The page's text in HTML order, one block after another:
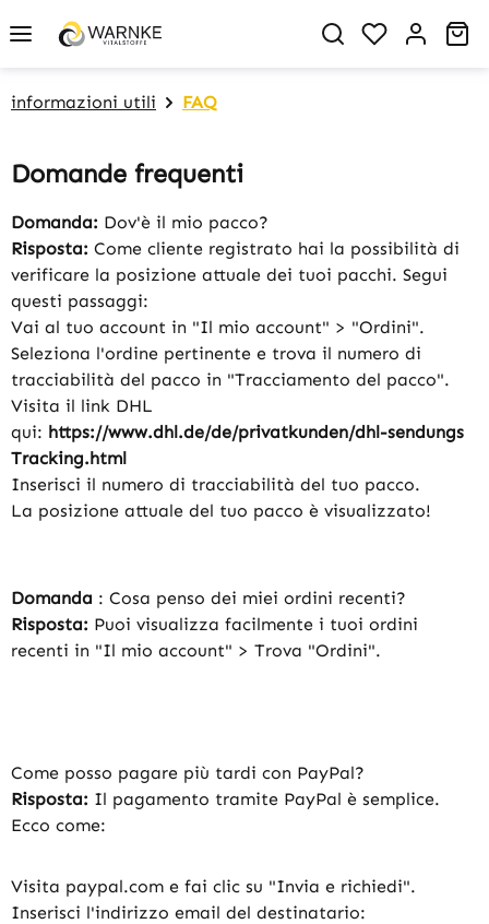
content You have 0
informazioni utili FAQ
Domande frequenti
Domanda: Dov'è il mio pacco?
Risposta: Come cliente registrato hai la possibilità di
verificare la posizione attuale dei tuoi pacchi. Segui
questi passaggi:
Vai al tuo account in "Il mio account" > "Ordini".
Seleziona l'ordine pertinente e trova il numero di
tracciabilità del pacco in "Tracciamento del pacco".
Visita il link DHL
qui: https://www.dhl.de/de/privatkunden/dhl-sendungs ​​​​
Tracking.html
Inserisci il numero di tracciabilità del tuo pacco.
La posizione attuale del tuo pacco è visualizzato!
Domanda : Cosa penso dei miei ordini recenti?
Risposta: Puoi visualizza facilmente i tuoi ordini
recenti in "Il mio account" > Trova "Ordini".
Come posso pagare più tardi con PayPal?
Risposta: Il pagamento tramite PayPal è semplice.
Ecco come:
Visita paypal.com e fai clic su "Invia e richiedi".
Inserisci l'indirizzo email del destinatario: